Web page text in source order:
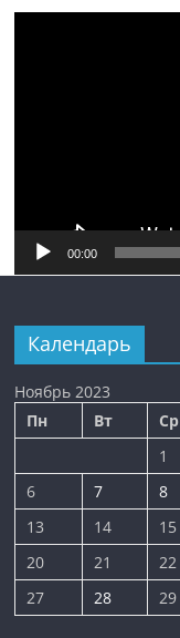
00:00
Календарь
Ноябрь 2023
Пн
Вт Ср
1
6
7 8
13
14 15
20
21 22
27
28 29